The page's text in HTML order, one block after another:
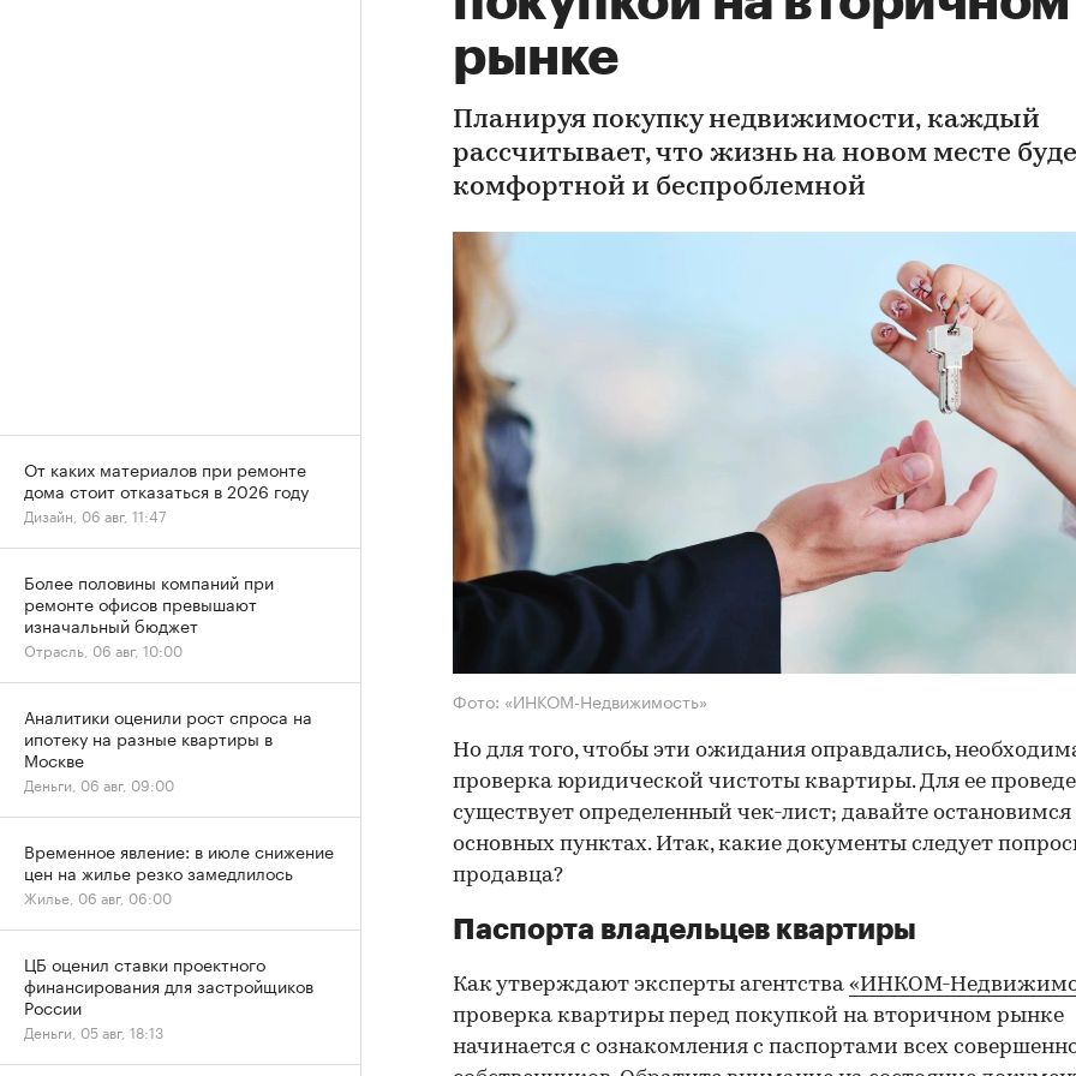
рынке
Планируя покупку недвижимости, каждый
рассчитывает, что жизнь на новом месте
комфортной и беспроблемной
Фото: «ИНКОМ-Недвижимость»
Но для того, чтобы эти ожидания оправдались,
проверка юридической чистоты квартиры. Для ее
существует определенный чек-лист; давайте остановимся
основных пунктах. Итак, какие документы следует
продавца?
Паспорта владельцев квартиры
Как утверждают эксперты агентства «ИНКОМ-
проверка квартиры перед покупкой на вторичном рынке
начинается с ознакомления с паспортами всех
От каких материалов при ремонте
дома стоит отказаться в 2026 году
Дизайн, 06 авг, 11:47
Более половины компаний при
ремонте офисов превышают
изначальный бюджет
Отрасль, 06 авг, 10:00
Аналитики оценили рост спроса на
ипотеку на разные квартиры в
Москве
Деньги, 06 авг, 09:00
Временное явление: в июле снижение
цен на жилье резко замедлилось
Жилье, 06 авг, 06:00
ЦБ оценил ставки проектного
финансирования для застройщиков
России
Деньги, 05 авг, 18:13